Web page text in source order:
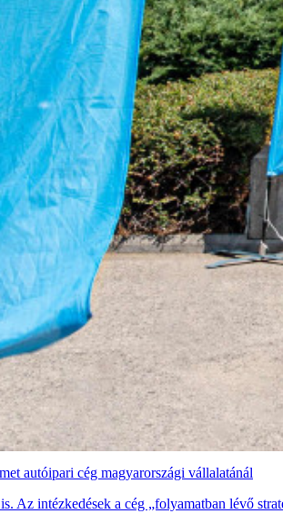
autóipari cég magyarországi vállalatánál
Az intézkedések a cég „folyamatban lévő